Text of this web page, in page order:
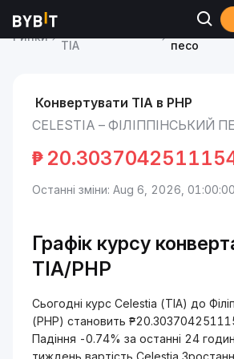
Ринки
TIA
Celestia
песо
Конвертувати TIA в PHP
CELESTIA – ФІЛІППІНСЬКИЙ
₱
Останні зміни: Aug 6, 2026,
Графік курсу
TIA/PHP
Сьогодні курс Celestia (TIA) до
(PHP) становить
Падіння -0.74% за останні 24
тиждень вартість Celestia